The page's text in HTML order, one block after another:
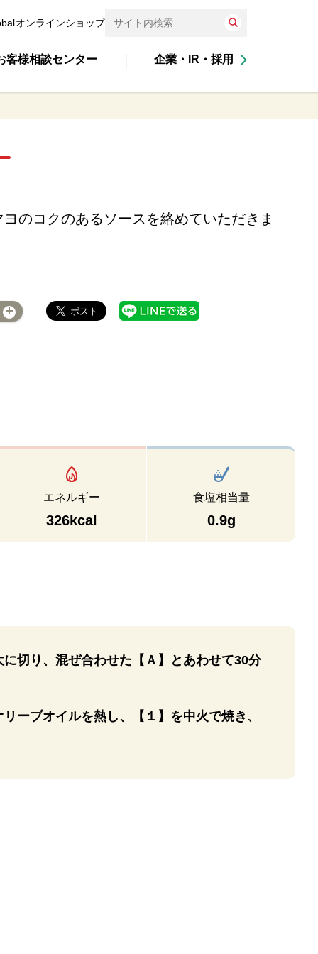
オンラインショップ
客様相談センター 企業・IR・採用
のコクのあるソースを絡めていただきま
エネルギー
326kcal
食塩相当量
0.9g
に切り、混ぜ合わせた【Ａ】とあわせて30分
リーブオイルを熱し、【１】を中火で焼き、